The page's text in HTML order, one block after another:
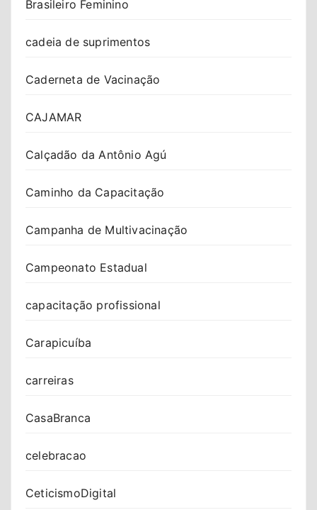
Brasileiro Feminino
cadeia de suprimentos
Caderneta de Vacinação
CAJAMAR
Calçadão da Antônio Agú
Caminho da Capacitação
Campanha de Multivacinação
Campeonato Estadual
capacitação profissional
Carapicuíba
carreiras
CasaBranca
celebracao
CeticismoDigital